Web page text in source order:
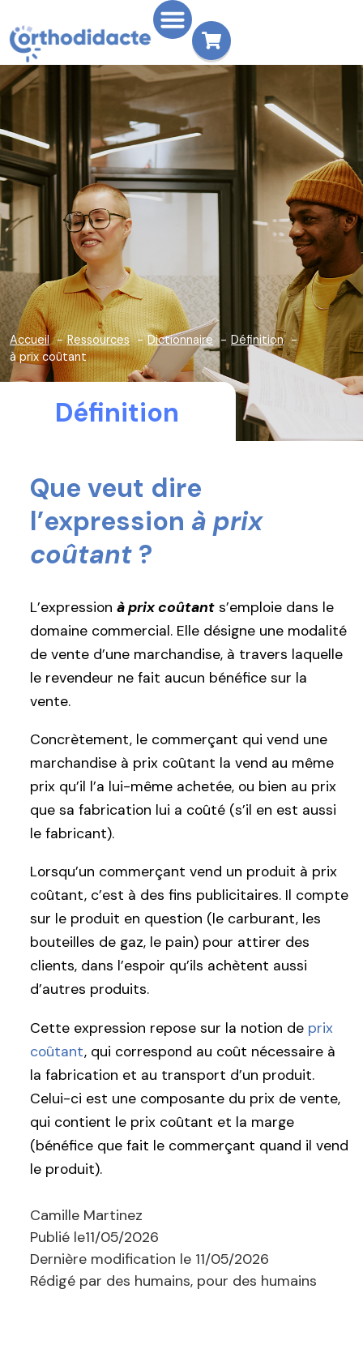
Accueil Ressources Dictionnaire
Définition
à prix coûtant
Définition
Que veut dire
l’expression à prix
coûtant ?
L’expression à prix coûtant s’emploie dans le
domaine commercial. Elle désigne une modalité
de vente d’une marchandise, à travers laquelle
le revendeur ne fait aucun bénéfice sur la
vente.
Concrètement, le commerçant qui vend une
marchandise à prix coûtant la vend au même
prix qu’il l’a lui-même achetée, ou bien au prix
que sa fabrication lui a coûté (s’il en est aussi
le fabricant).
Lorsqu’un commerçant vend un produit à prix
coûtant, c’est à des fins publicitaires. Il compte
sur le produit en question (le carburant, les
bouteilles de gaz, le pain) pour attirer des
clients, dans l’espoir qu’ils achètent aussi
d’autres produits.
Cette expression repose sur la notion de prix
coûtant, qui correspond au coût nécessaire à
la fabrication et au transport d’un produit.
Celui-ci est une composante du prix de vente,
qui contient le prix coûtant et la marge
(bénéfice que fait le commerçant quand il vend
le produit).
Camille Martinez
Publié le11/05/2026
Dernière modification le 11/05/2026
Rédigé par des humains, pour des humains